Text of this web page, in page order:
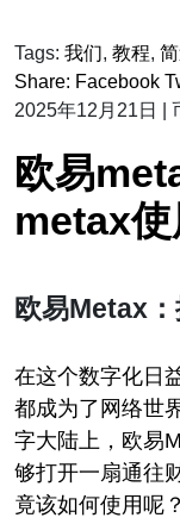
Tags: 我们, 教程,
Share: Facebook
2025年12月21日
欧易
metax
欧易Metax
在这个数字化日
都成为了网络世
字大陆上，欧易
够打开一扇通往
竟该如何使用呢